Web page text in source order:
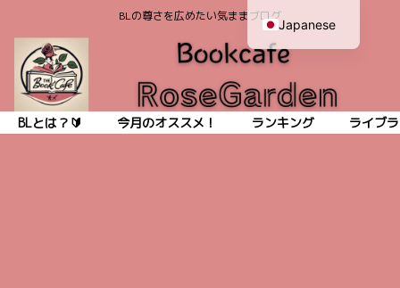
BLの尊さを広めたい気ままブログ
BLとは？🔰 今月のオススメ！ ランキング ライブ
Japanese
English